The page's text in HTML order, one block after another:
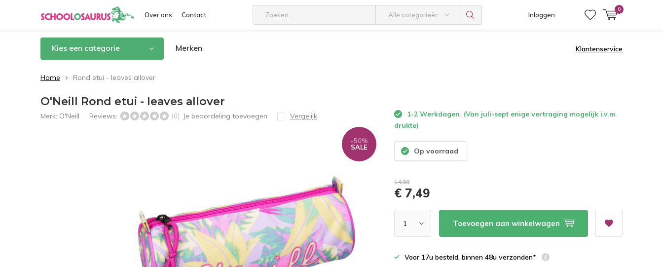
Over ons Contact Alle categorieën Inloggen
0
Kies een categorie Merken Klantenservice
Home Rond etui - leaves allover
O'Neill Rond etui - leaves allover
Merk: O'Neill Reviews: (0) Je beoordeling toevoegen Vergelijk
-50%
SALE
1-2 Werkdagen. (Van juli-sept enige vertraging mogelijk i.v.m.
drukte)
Op voorraad
14,99
€ 7,49
Toevoegen aan winkelwagen
Voor 17u besteld, binnen 48u verzonden*